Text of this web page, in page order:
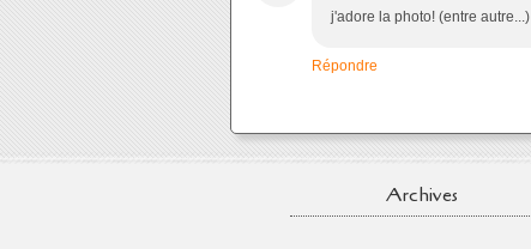
j'adore la photo! (entre autre...)
Répondre
Archives